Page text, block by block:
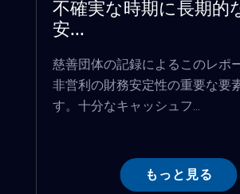
不確実な時期に長期的
安...
慈善団体の記録によるこのレポ
非営利の財務安定性の重要な要
す。十分なキャッシュフ...
もっと見る